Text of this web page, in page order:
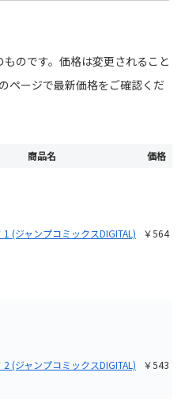
のです。価格は変更されること
のページで最新価格をご確認くだ
商品名 価格
(ジャンプコミックスDIGITAL) ￥564
(ジャンプコミックスDIGITAL) ￥543